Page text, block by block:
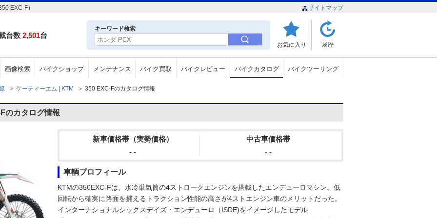
EXC-F） サイトマップ
台数 2,501台
キーワード検索
お気に入り 履歴
画像検索 バイクショップ メンテナンス バイク買取 バイクレビュー バイクカタログ バイクツーリング
＞ ケーティーエム | KTM ＞ 350 EXC-Fのカタログ情報
のカタログ情報
新車価格帯（実勢価格）
- -
中古車価格帯
- -
車輌プロフィール
KTMの350EXC-Fは、水冷単気筒の4ストロークエンジンを搭載したエンデューロマシン。低
回転から確実に路面を捕えるトラクション性能の高さが4ストエンジン車のメリットだった。
インターナショナルシックスデイズ・エンデューロ（ISDE)をイメージしたモデル